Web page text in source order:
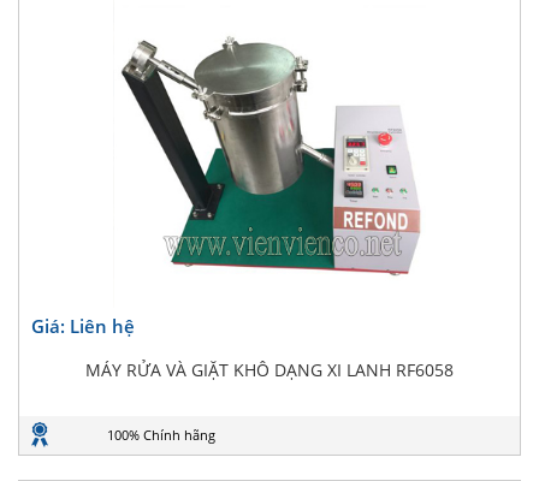
Giá: Liên hệ
MÁY RỬA VÀ GIẶT KHÔ DẠNG XI LANH RF6058
100% Chính hãng